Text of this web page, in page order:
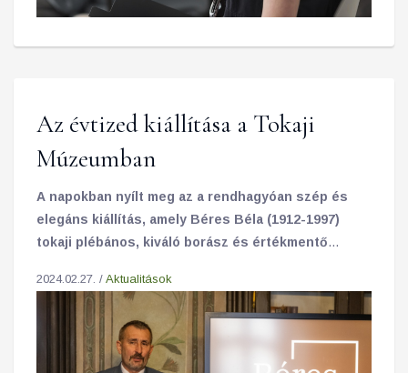
Az évtized kiállítása a Tokaji
Múzeumban
A napokban nyílt meg az a rendhagyóan szép és
elegáns kiállítás, amely Béres Béla (1912-1997)
tokaji plébános, kiváló borász és értékmentő
olyan nagyszerűen, valósághűen jeleníti meg
dolgozószobájának enteriőr hangulatát, hogy
szinte a lelkipásztor úr társaságában lehetünk. A
térben megjelenő embermagasságú portréjának
2024.02.27. / Aktualitások